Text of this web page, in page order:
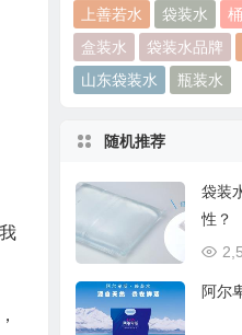
上善若水
袋装水
盒装水
袋装水品牌
山东袋装水
瓶装水
随机推荐
袋装
性？
阿尔